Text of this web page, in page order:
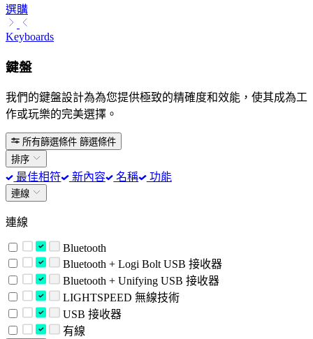
選購
Keyboards
鍵盤
我們的鍵盤設計為為您提供極致的精確度和效能，使其成為工
作或玩樂的完美選擇。
所有篩選條件 篩選條件
排序
最佳相符 新內容 名稱 功能
連線
連線
Bluetooth
Bluetooth + Logi Bolt USB 接收器
Bluetooth + Unifying USB 接收器
LIGHTSPEED 無線技術
USB 接收器
有線